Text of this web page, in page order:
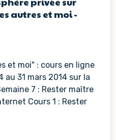
autres et moi -
et moi" : cours en ligne
31 mars 2014 sur la
7 : Rester maître
Cours 1 : Rester